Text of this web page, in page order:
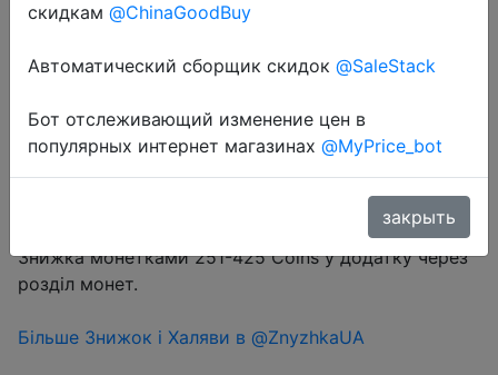
Coins
Перейти в магазин
Знижка монетками 251-425 Coins у додатку через
розділ монет.
Більше Знижок і Халяви в @ZnyzhkaUA
скидкам @ChinaGoodBuy
Автоматический сборщик скидок @SaleStack
Бот отслеживающий изменение цен в
популярных интернет магазинах @MyPrice_bot
закрыть